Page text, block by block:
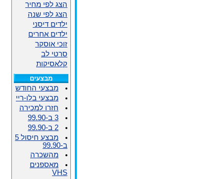
הצג לפי מחיר
הצג לפי שנה
ילדים דיסני
ילדים אחרים
זוכי אוסקר
סרטי לב
קלאסיקות
מבצעים
מבצעי החודש
מבצעי בלו-ריי
חזרו למכירה
3 ב-99.90
2 ב-99.90
מבצע חיסול 5
ב-99.90
מהשכרה
מאספנים
VHS